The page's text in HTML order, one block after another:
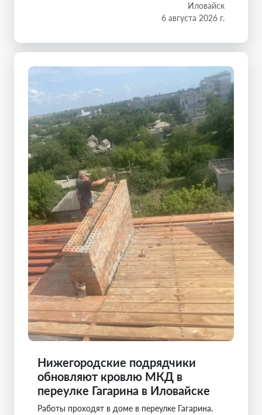
Иловайск
6 августа 2026 г.
Нижегородские подрядчики
обновляют кровлю МКД в
переулке Гагарина в Иловайске
Работы проходят в доме в переулке Гагарина.